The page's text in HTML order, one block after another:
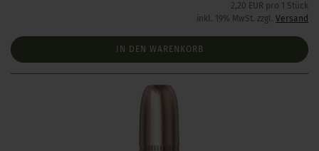
2,20 EUR pro 1 Stück
inkl. 19% MwSt. zzgl. Versand
IN DEN WARENKORB